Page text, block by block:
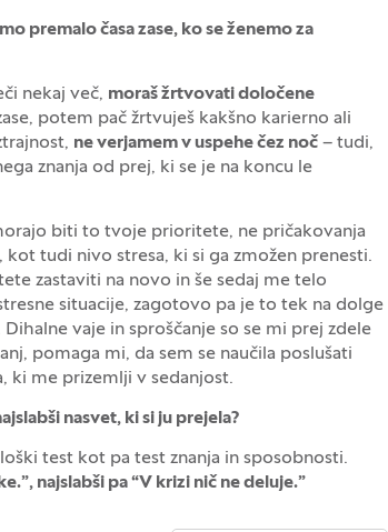
premalo časa zase, ko se ženemo za
nekaj več, moraš žrtvovati določene
potem pač žrtvuješ kakšno karierno ali
ne verjamem v uspehe čez noč– tudi,
znanja od prej, ki se je na koncu le
biti to tvoje prioritete, ne pričakovanja
tudi nivo stresa, ki si ga zmožen prenesti.
zastaviti na novo in še sedaj me telo
situacije, zagotovo pa je to tek na dolge
vaje in sproščanje so se mi prej zdele
pomaga mi, da sem se naučila poslušati
ki me prizemlji v sedanjost.
nasvet, ki si ju prejela?
test kot pa test znanja in sposobnosti.
najslabši pa “V krizi nič ne deluje.”